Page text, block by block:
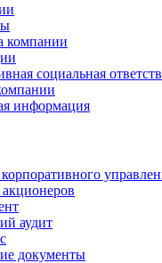
компании
социальная
информация
аудит
документы